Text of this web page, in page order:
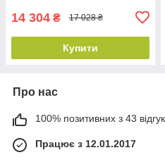
14 304 ₴ 17 028 ₴
Купити
Про нас
100% позитивних з 43
Працює з 12.01.2017